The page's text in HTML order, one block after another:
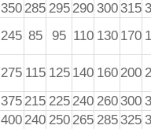
350 285 295 290 300315
245 85 95 110 130 170
275 115 125 140 160 200
375 215 225 240 260300
400 240 250 265 285325